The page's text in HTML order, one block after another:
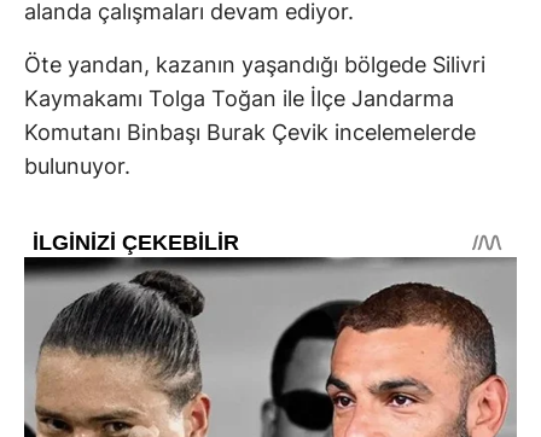
alanda çalışmaları devam ediyor.
Öte yandan, kazanın yaşandığı bölgede Silivri
Kaymakamı Tolga Toğan ile İlçe Jandarma
Komutanı Binbaşı Burak Çevik incelemelerde
bulunuyor.